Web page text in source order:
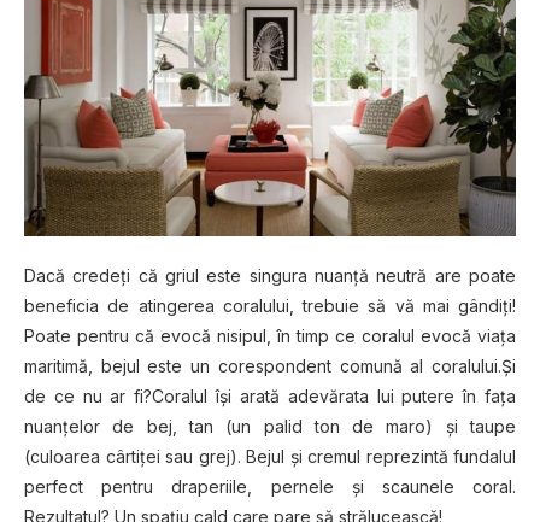
Dacă credeţi că griul este singura nuanţă neutră are poate
beneficia de atingerea coralului, trebuie să vă mai gândiţi!
Poate pentru că evocă nisipul, în timp ce coralul evocă viaţa
maritimă, bejul este un corespondent comună al coralului.Şi
de ce nu ar fi?Coralul îşi arată adevărata lui putere în faţa
nuanţelor de bej, tan (un palid ton de maro) şi taupe
(culoarea cârtiţei sau grej). Bejul şi cremul reprezintă fundalul
perfect pentru draperiile, pernele şi scaunele coral.
Rezultatul? Un spaţiu cald care pare să strălucească!